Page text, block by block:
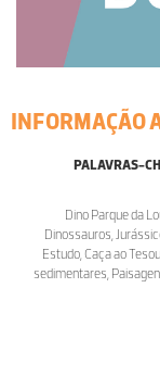
INFORMAÇÃO
PALAVRAS-
Dino Parque da
Dinossauros,
Estudo, Caça ao
sedimentares,